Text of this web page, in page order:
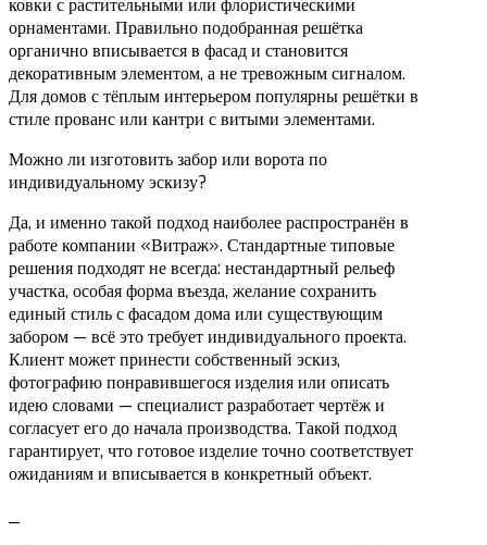
ковки с растительными или флористическими
орнаментами. Правильно подобранная решётка
органично вписывается в фасад и становится
декоративным элементом, а не тревожным сигналом.
Для домов с тёплым интерьером популярны решётки в
стиле прованс или кантри с витыми элементами.
Можно ли изготовить забор или ворота по
индивидуальному эскизу?
Да, и именно такой подход наиболее распространён в
работе компании «Витраж». Стандартные типовые
решения подходят не всегда: нестандартный рельеф
участка, особая форма въезда, желание сохранить
единый стиль с фасадом дома или существующим
забором — всё это требует индивидуального проекта.
Клиент может принести собственный эскиз,
фотографию понравившегося изделия или описать
идею словами — специалист разработает чертёж и
согласует его до начала производства. Такой подход
гарантирует, что готовое изделие точно соответствует
ожиданиям и вписывается в конкретный объект.